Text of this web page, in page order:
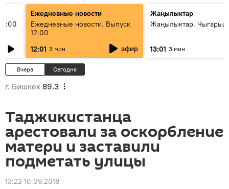
Ежедневные новости
Ежедневные новости. Выпуск
12:00
12:01 3 мин эфир
Жаңылыктар
Жаңылыктар.
13:01 3 мин
Вчера Сегодня
г. Бишкек 89.3
Таджикистанца
арестовали за оскорбление
матери и заставили
подметать улицы
13:22 10.09.2018